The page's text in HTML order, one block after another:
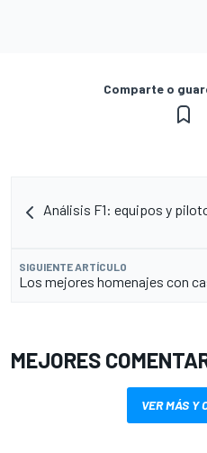
Comparte o
Análisis F1: equipos y
SIGUIENTE ARTÍCULO
Los mejores homenajes con
MEJORES
VER MÁS Y